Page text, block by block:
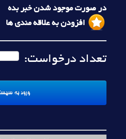
در صورت موجود شدن خبر بده
افزودن به علاقه مندی ها
تعداد درخواست: